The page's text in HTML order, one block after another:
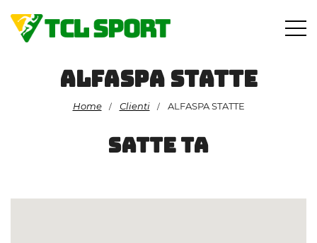
al
ALFASPA STATTE
Home / Clienti / ALFASPA STATTE
SATTE TA